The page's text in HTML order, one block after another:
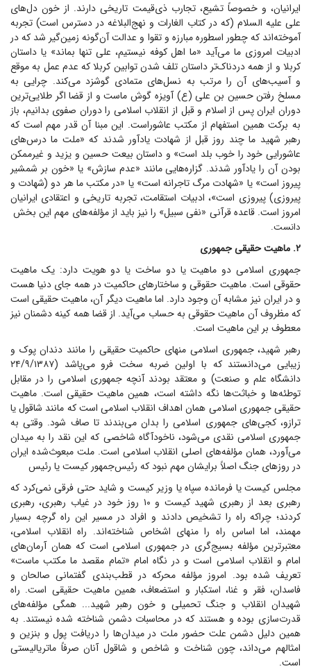
ایرانیان، و خصوصاً تشیع، تجارب ذی‌قیمت تاریخی دارند. از خون دل‌های
علی علیه السلام (که در کتاب الغارات و نهج‌البلاغه در دسترس است) تجربه
آموخته‌اند که چطور اسطوره مبارزه و تقوا و عدالت آن‌گونه زمین‌گیر شد که در
ادبیات امروزی ما می‌آید «ما اهل کوفه نیستیم، علی تنها بماند» یا داستان
کربلا و از همه دردناک‌تر داستان تلف شدن توابین کربلا که عدم عمل به موقع
و آسیب‌های آن را مرتب به نسل‌های متمادی گوشزد می‌کند. چرایی به
مسلخ رفتن حسین بن علی (ع) آویزه گوش ماست و از قضا اگر طلایی‌ترین
دوران ایران پس از اسلام و قبل از انقلاب اسلامی را دوران صفوی بدانیم، باز
به برکت همین استفهام از مکتب عاشوراست. این مبنا آن قدر مهم است که
رهبر شهید ما چند روز قبل از شهادت یادآور شدند که «ملت ما درس‌های
عاشورایی خود را خوب بلد است» و داستان بیعت حسین و یزید و غیرممکن
بودن آن را یادآور شدند. گزاره‌هایی مانند «عدم سازش» یا «خون بر شمشیر
پیروز است» یا «شهادت مرگ تاجرانه است» یا «در مکتب ما هر دو (شهادت و
پیروزی) پیروزی است»، ادبیات استقامت، تجربه تاریخی و اعتقادی ایرانیان
امروز است. قاعده قرآنی «نفی سبیل» را نیز باید از مؤلفه‌های مهم این بخش
دانست.
۲. ماهیت حقیقی جمهوری
جمهوری اسلامی دو ماهیت یا دو ساخت یا دو هویت دارد: یک ماهیت
حقوقی است. ماهیت حقوقی و ساختار‌های حاکمیت در همه جای دنیا هست
و در ایران نیز مشابه آن وجود دارد. اما ماهیت دیگر آن، ماهیت حقیقی است
که مظروف آن ماهیت حقوقی به حساب می‌آید. از قضا همه کینه دشمنان نیز
معطوف بر این ماهیت است.
رهبر شهید، جمهوری اسلامی منهای حاکمیت حقیقی را مانند دندان پوک و
زیبایی می‌دانستند که با اولین ضربه سخت فرو می‌پاشد (۲۴/۹/۱۳۸۷
دانشگاه علم و صنعت) و معتقد بودند آنچه جمهوری اسلامی را در مقابل
توطئه‌ها و خباثت‌ها نگه داشته است، همین ماهیت حقیقی است. ماهیت
حقیقی جمهوری اسلامی همان اهداف انقلاب اسلامی است که مانند شاقول یا
ترازو، کجی‌های جمهوری اسلامی را بدان می‌بندند تا صاف شود. وقتی به
جمهوری اسلامی نقدی می‌شود، ناخودآگاه شاخصی که این نقد را به میدان
می‌آورد، همان مؤلفه‌های اصلی انقلاب اسلامی است. ملت مبعوث‌شده ایران
در روز‌های جنگ اصلاً برایشان مهم نبود که رئیس‌جمهور کیست یا رئیس
مجلس کیست یا فرمانده سپاه یا وزیر کیست و شاید حتی فرقی نمی‌کرد که
رهبری بعد از رهبری شهید کیست و ۱۰ روز خود در غیاب رهبری، رهبری
کردند؛ چراکه راه را تشخیص دادند و افراد در مسیر این راه گرچه بسیار
مهمند، اما اساس راه را منهای اشخاص شناخته‌اند. راه انقلاب اسلامی،
معتبرترین مؤلفه بسیج‌گری در جمهوری اسلامی است که همان آرمان‌های
امام و انقلاب اسلامی است و در نگاه امام «تمام مقصد ما مکتب ماست»
تعریف شده بود. امروز مؤلفه محرکه در قطب‌بندی گفتمانی صالحان و
فاسدان، فقر و غنا، استکبار و استضعاف، همین ماهیت حقیقی است. راه
شهیدان انقلاب و جنگ تحمیلی و خون رهبر شهید... همگی مؤلفه‌های
قدرت‌سازی بوده و هستند که در محاسبات دشمن شناخته شده نیستند. به
همین دلیل دشمن علت حضور ملت در میدان‌ها را دریافت پول و بنزین و
امثالهم می‌داند، چون شناخت و شاخص و شاقول آنان صرفاً ماتریالیستی
است.